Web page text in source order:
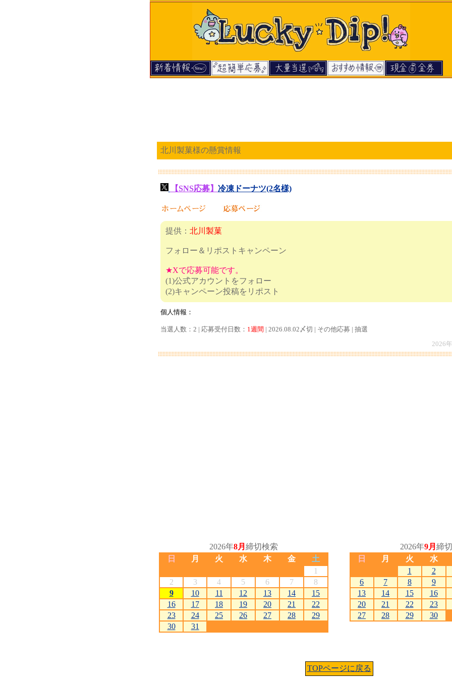
北川製菓様の懸賞情報
【SNS応募】 冷凍ドーナツ(2名様)
提供： 北川製菓
フォロー＆リポストキャンペーン
★Xで応募可能です。
(1)公式アカウントをフォロー
(2)キャンペーン投稿をリポスト
個人情報：
当選人数：2 | 応募受付日数： 1週間 | 2026.08.02〆切 | その他応募 | 抽選
2026
2026年8月 締切検索
日
月 火 水 木 金
土
1
2
3 4 5 6 7
8
9
10 11 12 13 14
15
16
17 18 19 20 21
22
23
24 25 26 27 28
29
30
31
2026年9月 締
日
月 火 水
1
2
6
7 8 9
13
14 15 16
20
21 22 23
27
28 29 30
TOPページに戻る